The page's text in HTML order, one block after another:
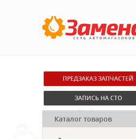
ПРЕДЗАКАЗ ЗАПЧАСТЕЙ
ЗАПИСЬ НА СТО
Каталог товаров